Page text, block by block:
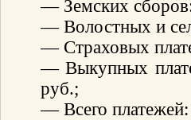
— Земских
— Волостных и
— Страховых
— Выкупных
руб.;
— Всего